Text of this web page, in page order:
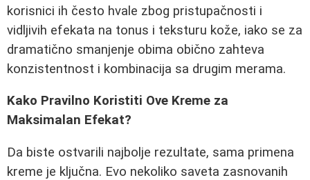
korisnici ih često hvale zbog pristupačnosti i
vidljivih efekata na tonus i teksturu kože, iako se za
dramatično smanjenje obima obično zahteva
konzistentnost i kombinacija sa drugim merama.
Kako Pravilno Koristiti Ove Kreme za
Maksimalan Efekat?
Da biste ostvarili najbolje rezultate, sama primena
kreme je ključna. Evo nekoliko saveta zasnovanih